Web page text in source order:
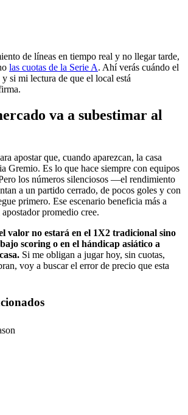
de líneas en tiempo real y no llegar tarde,
las cuotas de la Serie A. Ahí verás cuándo el
y si mi lectura de que el local está
va a subestimar al
apostar que, cuando aparezcan, la casa
Gremio. Es lo que hace siempre con equipos
los números silenciosos —el rendimiento
a un partido cerrado, de pocos goles y con
primero. Ese escenario beneficia más a
promedio cree.
valor no estará en el 1X2 tradicional sino
scoring o en el hándicap asiático a
Si me obligan a jugar hoy, sin cuotas,
voy a buscar el error de precio que esta